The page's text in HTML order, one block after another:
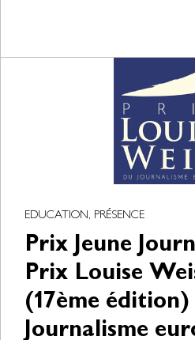
EDUCATION, PRÉSENCE
Prix Jeune
Prix Louise
(17ème édition)
Journalisme